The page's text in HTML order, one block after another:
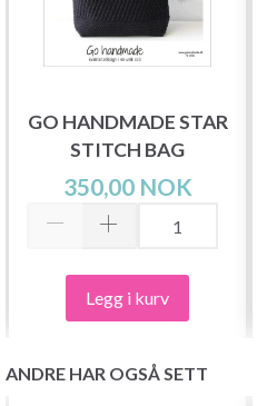
GO HANDMADE STAR
STITCH BAG
350,00 NOK
Legg i kurv
ANDRE HAR OGSÅ SETT